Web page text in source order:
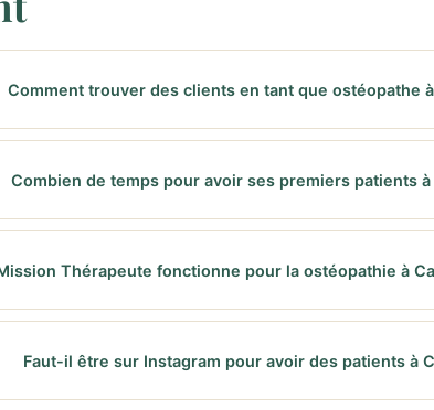
Comment trouver des clients en tant que ostéopathe
Combien de temps pour avoir ses premiers patients à
Thérapeute fonctionne pour la ostéopathie à
Faut-il être sur Instagram pour avoir des patients à